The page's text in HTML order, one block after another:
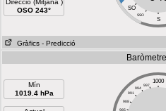
Direcció (Mitjana )
OSO 243°
SO
S
SSO
Gràfics - Predicció
Mín
1019.4 hPa
1000
991
997
994
988
985